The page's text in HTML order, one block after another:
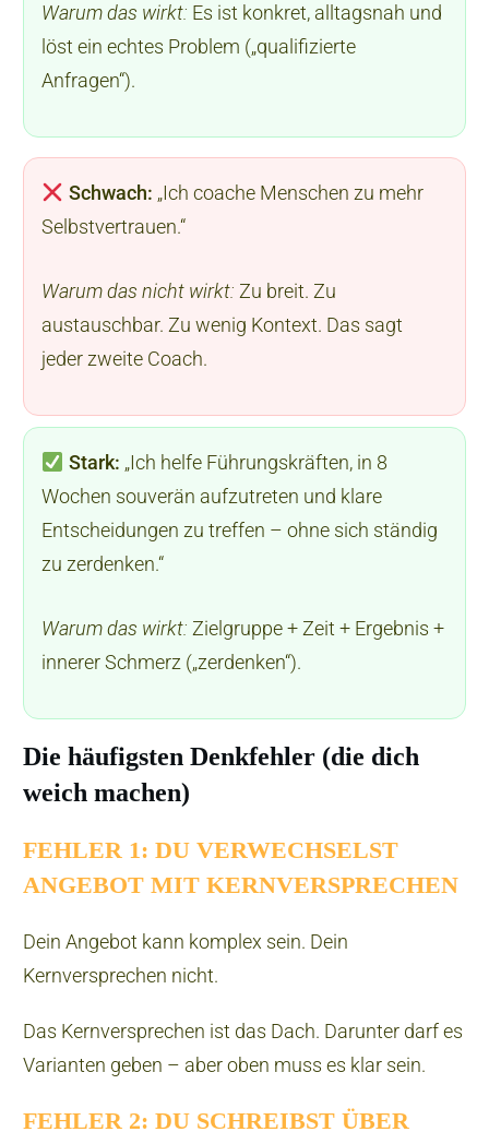
Warum das wirkt: Es ist konkret, alltagsnah und
löst ein echtes Problem („qualifizierte
Anfragen“).
Schwach: „Ich coache Menschen zu mehr
Selbstvertrauen.“
Warum das nicht wirkt: Zu breit. Zu
austauschbar. Zu wenig Kontext. Das sagt
jeder zweite Coach.
Stark: „Ich helfe Führungskräften, in 8
Wochen souverän aufzutreten und klare
Entscheidungen zu treffen – ohne sich ständig
zu zerdenken.“
Warum das wirkt: Zielgruppe + Zeit + Ergebnis +
innerer Schmerz („zerdenken“).
Die häufigsten Denkfehler (die dich
weich machen)
FEHLER 1: DU VERWECHSELST
ANGEBOT MIT KERNVERSPRECHEN
Dein Angebot kann komplex sein. Dein
Kernversprechen nicht.
Das Kernversprechen ist das Dach. Darunter darf es
Varianten geben – aber oben muss es klar sein.
FEHLER 2: DU SCHREIBST ÜBER